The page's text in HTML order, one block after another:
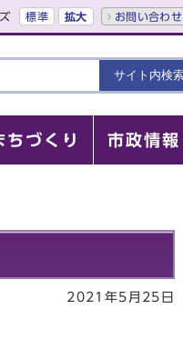
標準 拡大 お問い合わせ
ちづくり 市政情報
2021年5月25日